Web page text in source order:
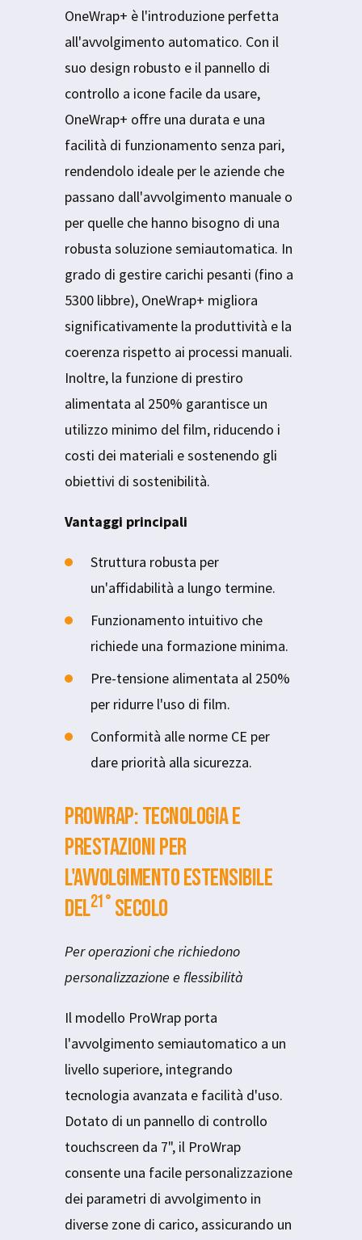
OneWrap+ è l'introduzione perfetta
all'avvolgimento automatico. Con il
suo design robusto e il pannello di
controllo a icone facile da usare,
OneWrap+ offre una durata e una
facilità di funzionamento senza pari,
rendendolo ideale per le aziende che
passano dall'avvolgimento manuale o
per quelle che hanno bisogno di una
robusta soluzione semiautomatica. In
grado di gestire carichi pesanti (fino a
5300 libbre), OneWrap+ migliora
significativamente la produttività e la
coerenza rispetto ai processi manuali.
Inoltre, la funzione di prestiro
alimentata al 250% garantisce un
utilizzo minimo del film, riducendo i
costi dei materiali e sostenendo gli
obiettivi di sostenibilità.
Vantaggi principali
Struttura robusta per
un'affidabilità a lungo termine.
Funzionamento intuitivo che
richiede una formazione minima.
Pre-tensione alimentata al 250%
per ridurre l'uso di film.
Conformità alle norme CE per
dare priorità alla sicurezza.
ProWrap: tecnologia e
prestazioni per
l'avvolgimento estensibile
del21° secolo
Per operazioni che richiedono
personalizzazione e flessibilità
Il modello ProWrap porta
l'avvolgimento semiautomatico a un
livello superiore, integrando
tecnologia avanzata e facilità d'uso.
Dotato di un pannello di controllo
touchscreen da 7", il ProWrap
consente una facile personalizzazione
dei parametri di avvolgimento in
diverse zone di carico, assicurando un